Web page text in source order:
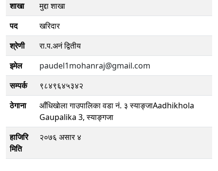
शाखा
मुद्दा शाखा
पद
खरिदार
श्रेणी
रा.प.अनं द्वितीय
इमेल
paudel1mohanraj@gmail.com
सम्पर्क
९८४९६४५३४२
ठेगाना
आँधिखाेला गाउपालिका वडा नं. ३ स्याङ्जाAadhikhola
Gaupalika 3, स्याङ्गजा
हाजिरि
मिति
२०७६ असार ४